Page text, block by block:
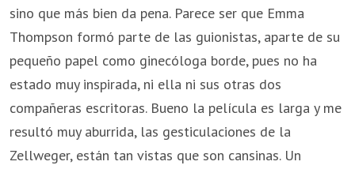
sino que más bien da pena. Parece ser que Emma
Thompson formó parte de las guionistas, aparte de su
pequeño papel como ginecóloga borde, pues no ha
estado muy inspirada, ni ella ni sus otras dos
compañeras escritoras. Bueno la película es larga y me
resultó muy aburrida, las gesticulaciones de la
Zellweger, están tan vistas que son cansinas. Un